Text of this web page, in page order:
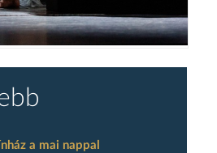
a mai nappal